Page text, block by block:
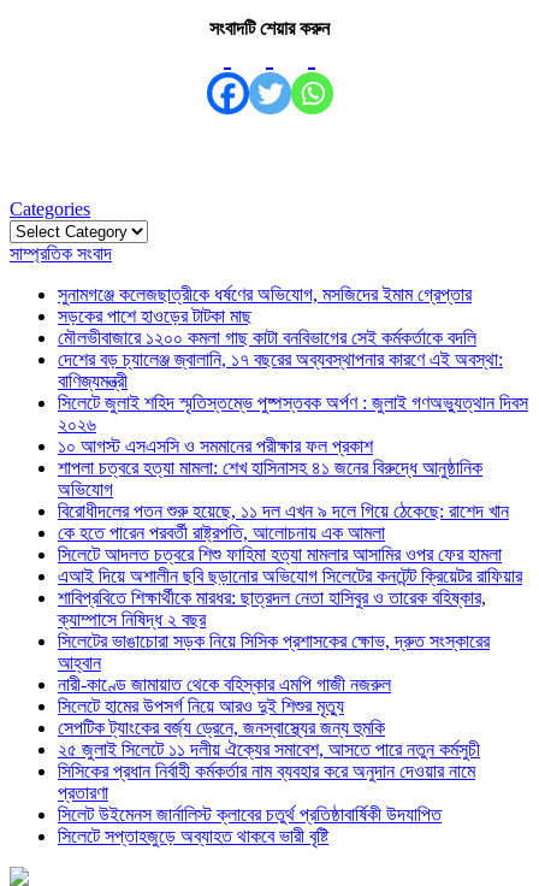
সংবাদটি শেয়ার করুন
Categories
Categories
সাম্প্রতিক সংবাদ
সুনামগঞ্জে কলেজছাত্রীকে ধর্ষণের অভিযোগ, মসজিদের ইমাম গ্রেপ্তার
সড়কের পাশে হাওড়ের টাটকা মাছ
মৌলভীবাজারে ১২০০ কমলা গাছ কাটা বনবিভাগের সেই কর্মকর্তাকে বদলি
দেশের বড় চ্যালেঞ্জ জ্বালানি, ১৭ বছরের অব্যবস্থাপনার কারণে এই অবস্থা:
বাণিজ্যমন্ত্রী
সিলেটে জুলাই শহিদ স্মৃতিস্তম্ভে পুষ্পস্তবক অর্পণ : জুলাই গণঅভ্যুত্থান দিবস
২০২৬
১০ আগস্ট এসএসসি ও সমমানের পরীক্ষার ফল প্রকাশ
শাপলা চত্বরে হত্যা মামলা: শেখ হাসিনাসহ ৪১ জনের বিরুদ্ধে আনুষ্ঠানিক
অভিযোগ
বিরোধীদলের পতন শুরু হয়েছে, ১১ দল এখন ৯ দলে গিয়ে ঠেকেছে: রাশেদ খান
কে হতে পারেন পরবর্তী রাষ্ট্রপতি, আলোচনায় এক আমলা
সিলেটে আদলত চত্বরে শিশু ফাহিমা হত্যা মামলার আসামির ওপর ফের হামলা
এআই দিয়ে অশালীন ছবি ছড়ানোর অভিযোগ সিলেটের কনটেন্ট ক্রিয়েটর রাফিয়ার
শাবিপ্রবিতে শিক্ষার্থীকে মারধর: ছাত্রদল নেতা হাসিবুর ও তারেক বহিষ্কার,
ক্যাম্পাসে নিষিদ্ধ ২ বছর
সিলেটের ভাঙাচোরা সড়ক নিয়ে সিসিক প্রশাসকের ক্ষোভ, দ্রুত সংস্কারের
আহ্বান
নারী-কাণ্ডে জামায়াত থেকে বহিস্কার এমপি গাজী নজরুল
সিলেটে হামের উপসর্গ নিয়ে আরও দুই শিশুর মৃত্যু
সেপটিক ট্যাংকের বর্জ্য ড্রেনে, জনস্বাস্থ্যের জন্য হুমকি
২৫ জুলাই সিলেটে ১১ দলীয় ঐক্যের সমাবেশ, আসতে পারে নতুন কর্মসুচী
সিসিকের প্রধান নির্বাহী কর্মকর্তার নাম ব্যবহার করে অনুদান দেওয়ার নামে
প্রতারণা
সিলেট উইমেনস জার্নালিস্ট ক্লাবের চতুর্থ প্রতিষ্ঠাবার্ষিকী উদযাপিত
সিলেটে সপ্তাহজুড়ে অব্যাহত থাকবে ভারী বৃষ্টি